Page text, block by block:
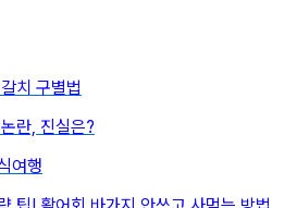
치 구별법
란, 진실은?
여행